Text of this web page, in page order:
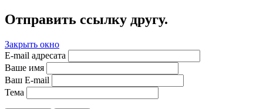
Отправить ссылку другу.
Закрыть окно
E-mail адресата
Ваше имя
Ваш E-mail
Тема